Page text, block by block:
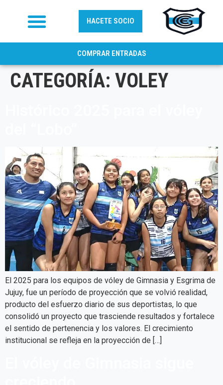
HACETE SOCIO
COMPRAR ENTRADAS
CATEGORÍA: VOLEY
El 2025 para los equipos de vóley de Gimnasia y Esgrima de
Jujuy, fue un período de proyección que se volvió realidad,
producto del esfuerzo diario de sus deportistas, lo que
consolidó un proyecto que trasciende resultados y fortalece
el sentido de pertenencia y los valores. El crecimiento
institucional se refleja en la proyección de […]